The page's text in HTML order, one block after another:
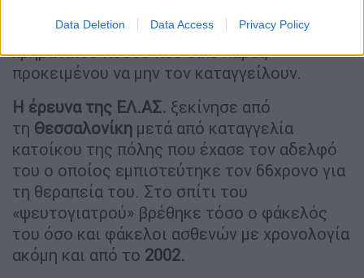
Data Deletion Data Access Privacy Policy
περιπτώσεις είχε επιστρέψει και μέρος του
χρηματικού ποσού που είχε λάβει,
προκειμένου να μην τον καταγγείλουν.
Η έρευνα της ΕΛ.ΑΣ. ξεκίνησε από
τη Θεσσαλονίκη μετά από καταγγελία
κατοίκου της πόλης που έχασε τον αδελφό
του ο οποίος εμπιστεύτηκε τον 66χρονο για
τη θεραπεία του. Στο σπίτι του
«ψευτογιατρού» βρέθηκε τόσο ο φάκελός
του όσο και φάκελοι ασθενών με χρονολογία
ακόμη και από το 2002.